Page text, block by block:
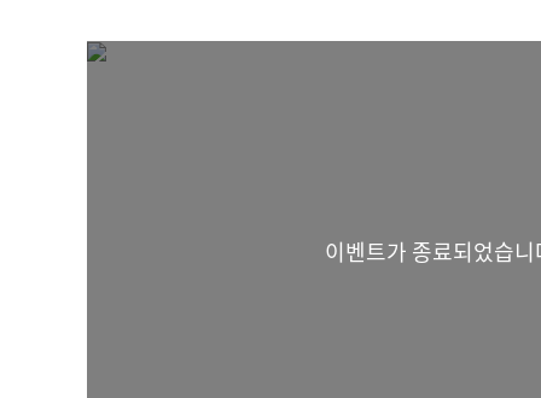
이벤트가 종료되었습